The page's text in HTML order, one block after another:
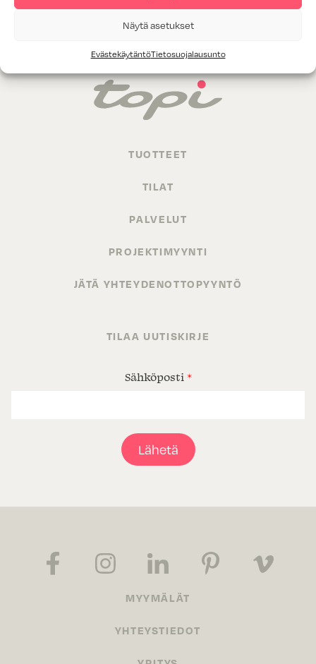
Näytä asetukset
EvästekäytäntöTietosuojalausunto
TUOTTEET
TILAT
PALVELUT
PROJEKTIMYYNTI
JÄTÄ YHTEYDENOTTOPYYNTÖ
TILAA UUTISKIRJE
Sähköposti *
Lähetä
MYYMÄLÄT
YHTEYSTIEDOT